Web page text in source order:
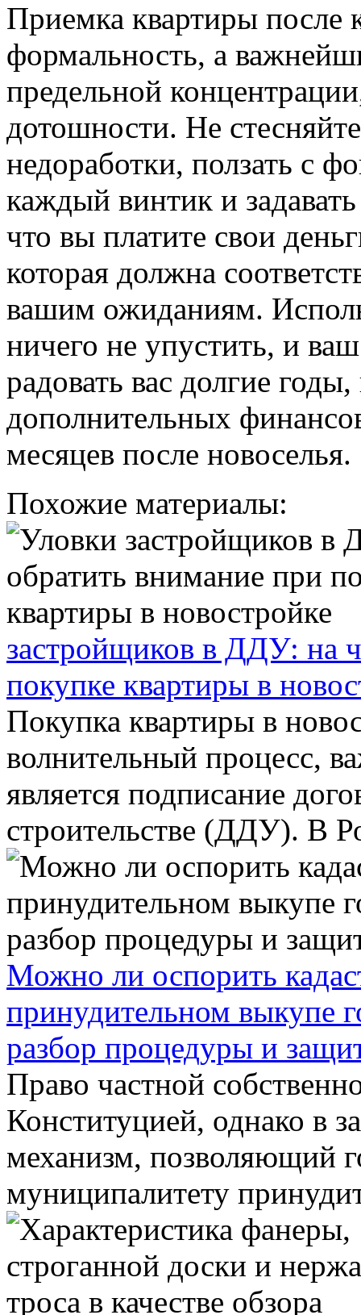
Приемка квартиры после
формальность, а
предельной
дотошности. Не
недоработки, ползать с
каждый винтик и
что вы платите свои
которая должна
вашим ожиданиям.
ничего не упустить, и
радовать вас долгие
дополнительных
месяцев после новоселья.
Похожие материалы:
застройщиков в ДДУ: на
покупке квартиры в
Покупка квартиры в
волнительный процесс,
является подписание
строительстве (ДДУ). В
Можно ли оспорить
принудительном выкупе
разбор процедуры и
Право частной
Конституцией, однако в
механизм, позволяющий
муниципалитету